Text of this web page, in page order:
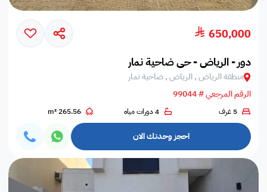
650,000
دور - الرياض - حي ضاحية نمار
منطقة الرياض , الرياض , ضاحية نمار
الرقم المرجعي # 99044
5 غرف 4 دورات مياه 265.56 m²
احجز وحدتك الان